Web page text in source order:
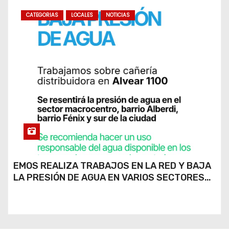
CATEGORIAS LOCALES NOTICIAS
EMOS REALIZA TRABAJOS EN LA RED Y BAJA
LA PRESIÓN DE AGUA EN VARIOS SECTORES